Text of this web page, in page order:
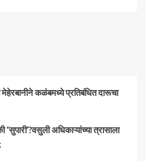
कळंबमध्ये प्रतिबंधित दारूचा
अधिकाऱ्यांच्या त्रासाला